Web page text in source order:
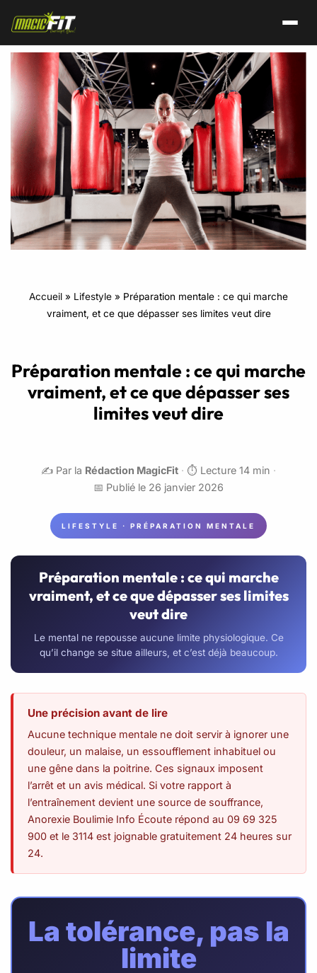
Accueil » Lifestyle » Préparation mentale : ce qui marche
vraiment, et ce que dépasser ses limites veut dire
Préparation mentale : ce qui marche
vraiment, et ce que dépasser ses
limites veut dire
✍️ Par la Rédaction MagicFit · ⏱️ Lecture 14 min ·
📅 Publié le 26 janvier 2026
LIFESTYLE · PRÉPARATION MENTALE
Préparation mentale : ce qui marche
vraiment, et ce que dépasser ses limites
veut dire
Le mental ne repousse aucune limite physiologique. Ce
qu’il change se situe ailleurs, et c’est déjà beaucoup.
Une précision avant de lire
Aucune technique mentale ne doit servir à ignorer une
douleur, un malaise, un essoufflement inhabituel ou
une gêne dans la poitrine. Ces signaux imposent
l’arrêt et un avis médical. Si votre rapport à
l’entraînement devient une source de souffrance,
Anorexie Boulimie Info Écoute répond au 09 69 325
900 et le 3114 est joignable gratuitement 24 heures sur
24.
La tolérance, pas la
limite